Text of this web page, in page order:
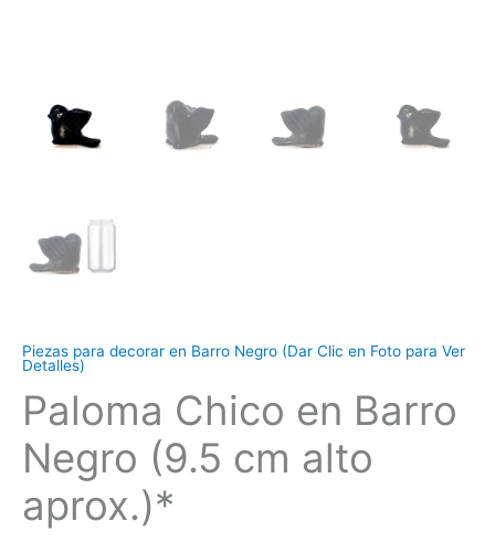
Piezas para decorar en Barro Negro (Dar Clic en Foto para Ver
Detalles)
Paloma Chico en Barro
Negro (9.5 cm alto
aprox.)*